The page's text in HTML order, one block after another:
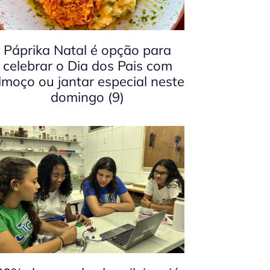
Páprika Natal é opção para
celebrar o Dia dos Pais com
ou jantar especial neste
domingo (9)